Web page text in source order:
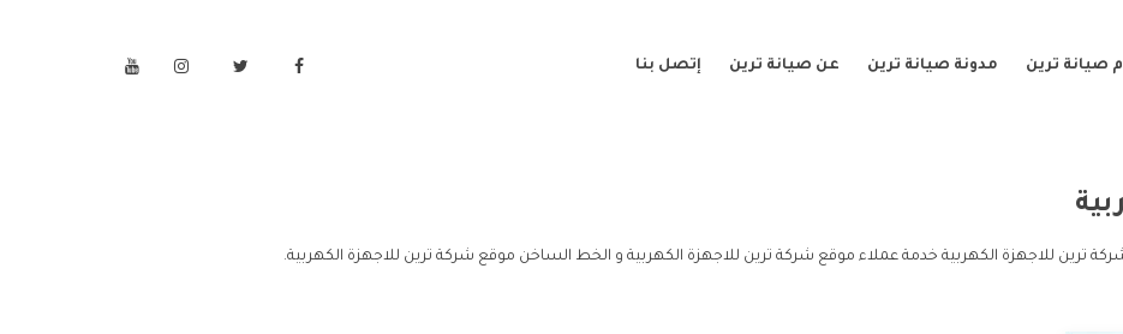
صيانة ترين مدونة صيانة ترين عن صيانة ترين إتصل بنا
ترين للاجهزة الكهربية خدمة عملاء موقع شركة ترين للاجهزة الكهربية و الخط الساخن موقع شركة ترين للاجهزة الكهربية.